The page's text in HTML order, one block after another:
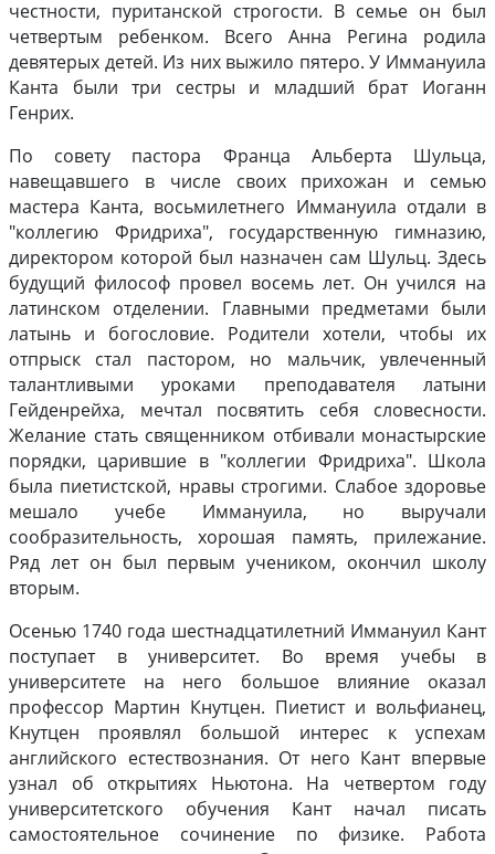
честности, пуританской строгости. В семье он был
четвертым ребенком. Всего Анна Регина родила
девятерых детей. Из них выжило пятеро. У Иммануила
Канта были три сестры и младший брат Иоганн
Генрих.
По совету пастора Франца Альберта Шульца,
навещавшего в числе своих прихожан и семью
мастера Канта, восьмилетнего Иммануила отдали в
"коллегию Фридриха", государственную гимназию,
директором которой был назначен сам Шульц. Здесь
будущий философ провел восемь лет. Он учился на
латинском отделении. Главными предметами были
латынь и богословие. Родители хотели, чтобы их
отпрыск стал пастором, но мальчик, увлеченный
талантливыми уроками преподавателя латыни
Гейденрейха, мечтал посвятить себя словесности.
Желание стать священником отбивали монастырские
порядки, царившие в "коллегии Фридриха". Школа
была пиетистской, нравы строгими. Слабое здоровье
мешало учебе Иммануила, но выручали
сообразительность, хорошая память, прилежание.
Ряд лет он был первым учеником, окончил школу
вторым.
Осенью 1740 года шестнадцатилетний Иммануил Кант
поступает в университет. Во время учебы в
университете на него большое влияние оказал
профессор Мартин Кнутцен. Пиетист и вольфианец,
Кнутцен проявлял большой интерес к успехам
английского естествознания. От него Кант впервые
узнал об открытиях Ньютона. На четвертом году
университетского обучения Кант начал писать
самостоятельное сочинение по физике. Работа